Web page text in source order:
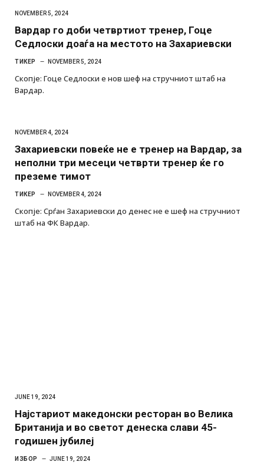
NOVEMBER 5, 2024
Вардар го доби четвртиот тренер, Гоце
Седлоски доаѓа на местото на Захариевски
ТИКЕР NOVEMBER 5, 2024
Скопје: Гоце Седлоски е нов шеф на стручниот штаб на
Вардар.
NOVEMBER 4, 2024
Захариевски повеќе не е тренер на Вардар, за
неполни три месеци четврти тренер ќе го
преземе тимот
ТИКЕР NOVEMBER 4, 2024
Скопје: Срѓан Захариевски до денес не е шеф на стручниот
штаб на ФК Вардар.
JUNE 19, 2024
Најстариот македонски ресторан во Велика
Британија и во светот денеска слави 45-
годишен јубилеј
ИЗБОР JUNE 19, 2024